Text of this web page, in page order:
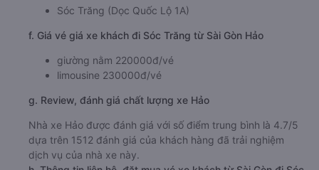
Sóc Trăng (Dọc Quốc Lộ 1A)
f. Giá vé giá xe khách đi Sóc Trăng từ Sài Gòn Hảo
giường nằm 220000đ/vé
limousine 230000đ/vé
g. Review, đánh giá chất lượng xe Hảo
Nhà xe Hảo được đánh giá với số điểm trung bình là 4.7/5
dựa trên 1512 đánh giá của khách hàng đã trải nghiệm
dịch vụ của nhà xe này.